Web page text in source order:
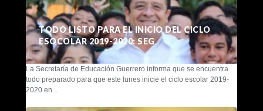
TODO LISTO PARA EL INICIO DEL CICLO
ESOCOLAR 2019-2020: SEG
La Secretaría de Educación Guerrero informa que se encuentra
todo preparado para que este lunes inicie el ciclo escolar 2019-
2020 en...